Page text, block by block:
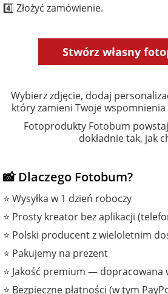
4️⃣ Złożyć zamówienie.
Stwórz własny
Wybierz zdjęcie, dodaj
który zamieni Twoje
Fotoprodukty Fotobum
dokładnie tak, jak
📸 Dlaczego Fotobum?
⭐ Wysyłka w 1 dzień roboczy
⭐ Prosty kreator bez aplikacji
⭐ Polski producent z wieloletnim
⭐ Pakujemy na prezent
⭐ Jakość premium — dopracowana
⭐ Bezpieczne płatności (w tym